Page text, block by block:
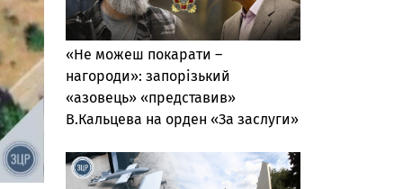
«Не можеш покарати –
нагороди»: запорізький
«азовець» «представив»
В.Кальцева на орден «За заслуги»